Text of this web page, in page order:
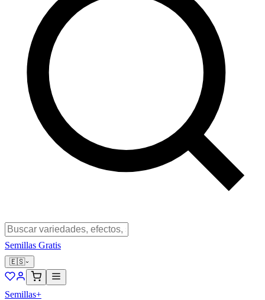
Semillas Gratis
🇪🇸
Semillas+